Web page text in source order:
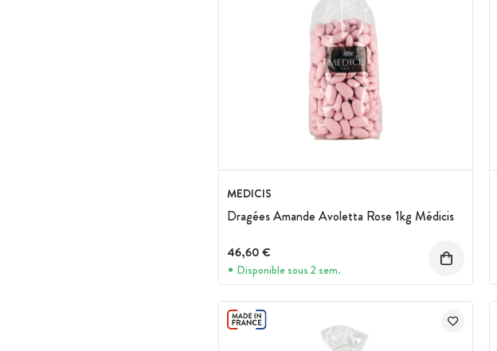
MEDICIS
Dragées Amande Avoletta Rose 1kg Médicis
46,60 €
Disponible sous 2 sem.